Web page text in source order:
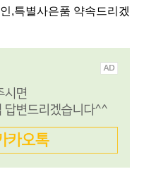
,특별사은품 약속드리겠